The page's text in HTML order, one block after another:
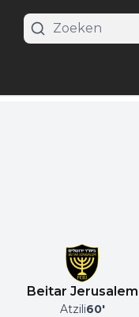
Beitar Jerusalem
Atzili60'